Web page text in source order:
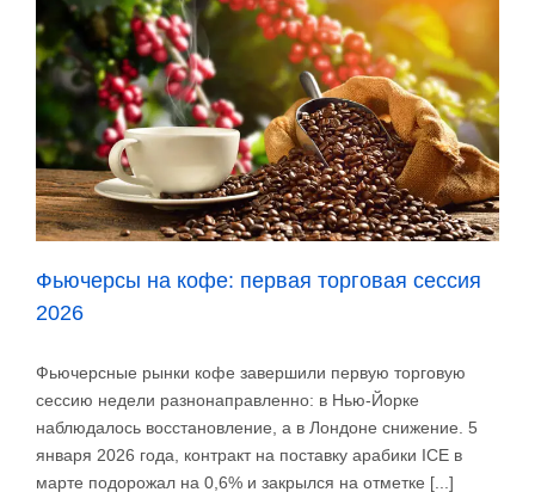
Фьючерсы на кофе: первая торговая сессия
2026
Фьючерсные рынки кофе завершили первую торговую
сессию недели разнонаправленно: в Нью-Йорке
наблюдалось восстановление, а в Лондоне снижение. 5
января 2026 года, контракт на поставку арабики ICE в
марте подорожал на 0,6% и закрылся на отметке [...]